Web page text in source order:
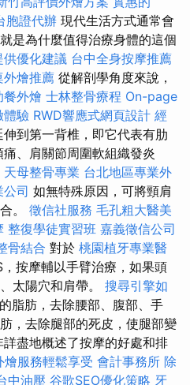
胞證代辦 現代生活方式通常會
是為什麼值得治療身體的這個
供優化建議 台中全身按摩推薦
外燴推薦 從解剖學角度來說，
餐外燴 士林整骨療程 On-page
體驗 RWD響應式網頁設計 經
到第一背椎，即它代表有肋
、肩關節周圍軟組織發炎
天母整骨專業 台北地區專業外
司 如無特殊原因，可將頸肩
。 徵信社服務 毛孔粗大醫美
整復學徒實習班 嘉義徵信公司
骨結合 對於 桃園植牙專業醫
，按摩輔以手臂治療，如果頭
太陽穴和肩帶。 搜尋引擎如
脂肪，去除腰部、腹部、手
，去除腿部的死皮，使腿部變
盡地概述了按摩的好處和排
燴服務輕鬆享受 會計事務所 除
中油壓 谷歌SEO優化策略 牙